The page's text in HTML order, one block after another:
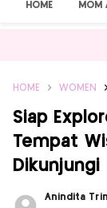
HOME MOM
HOME WOMEN
Siap
Tempat
Dikunjungi
Anindita